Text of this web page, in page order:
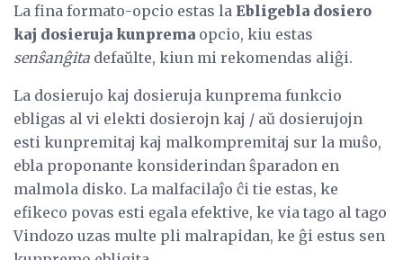
La fina formato-opcio estas la Ebligebla dosiero
kaj dosieruja kunprema opcio, kiu estas
senŝanĝita defaŭlte, kiun mi rekomendas aliĝi.
La dosierujo kaj dosieruja kunprema funkcio
ebligas al vi elekti dosierojn kaj / aŭ dosierujojn
esti kunpremitaj kaj malkompremitaj sur la muŝo,
ebla proponante konsiderindan ŝparadon en
malmola disko. La malfacilaĵo ĉi tie estas, ke
efikeco povas esti egala efektive, ke via tago al tago
Vindozo uzas multe pli malrapidan, ke ĝi estus sen